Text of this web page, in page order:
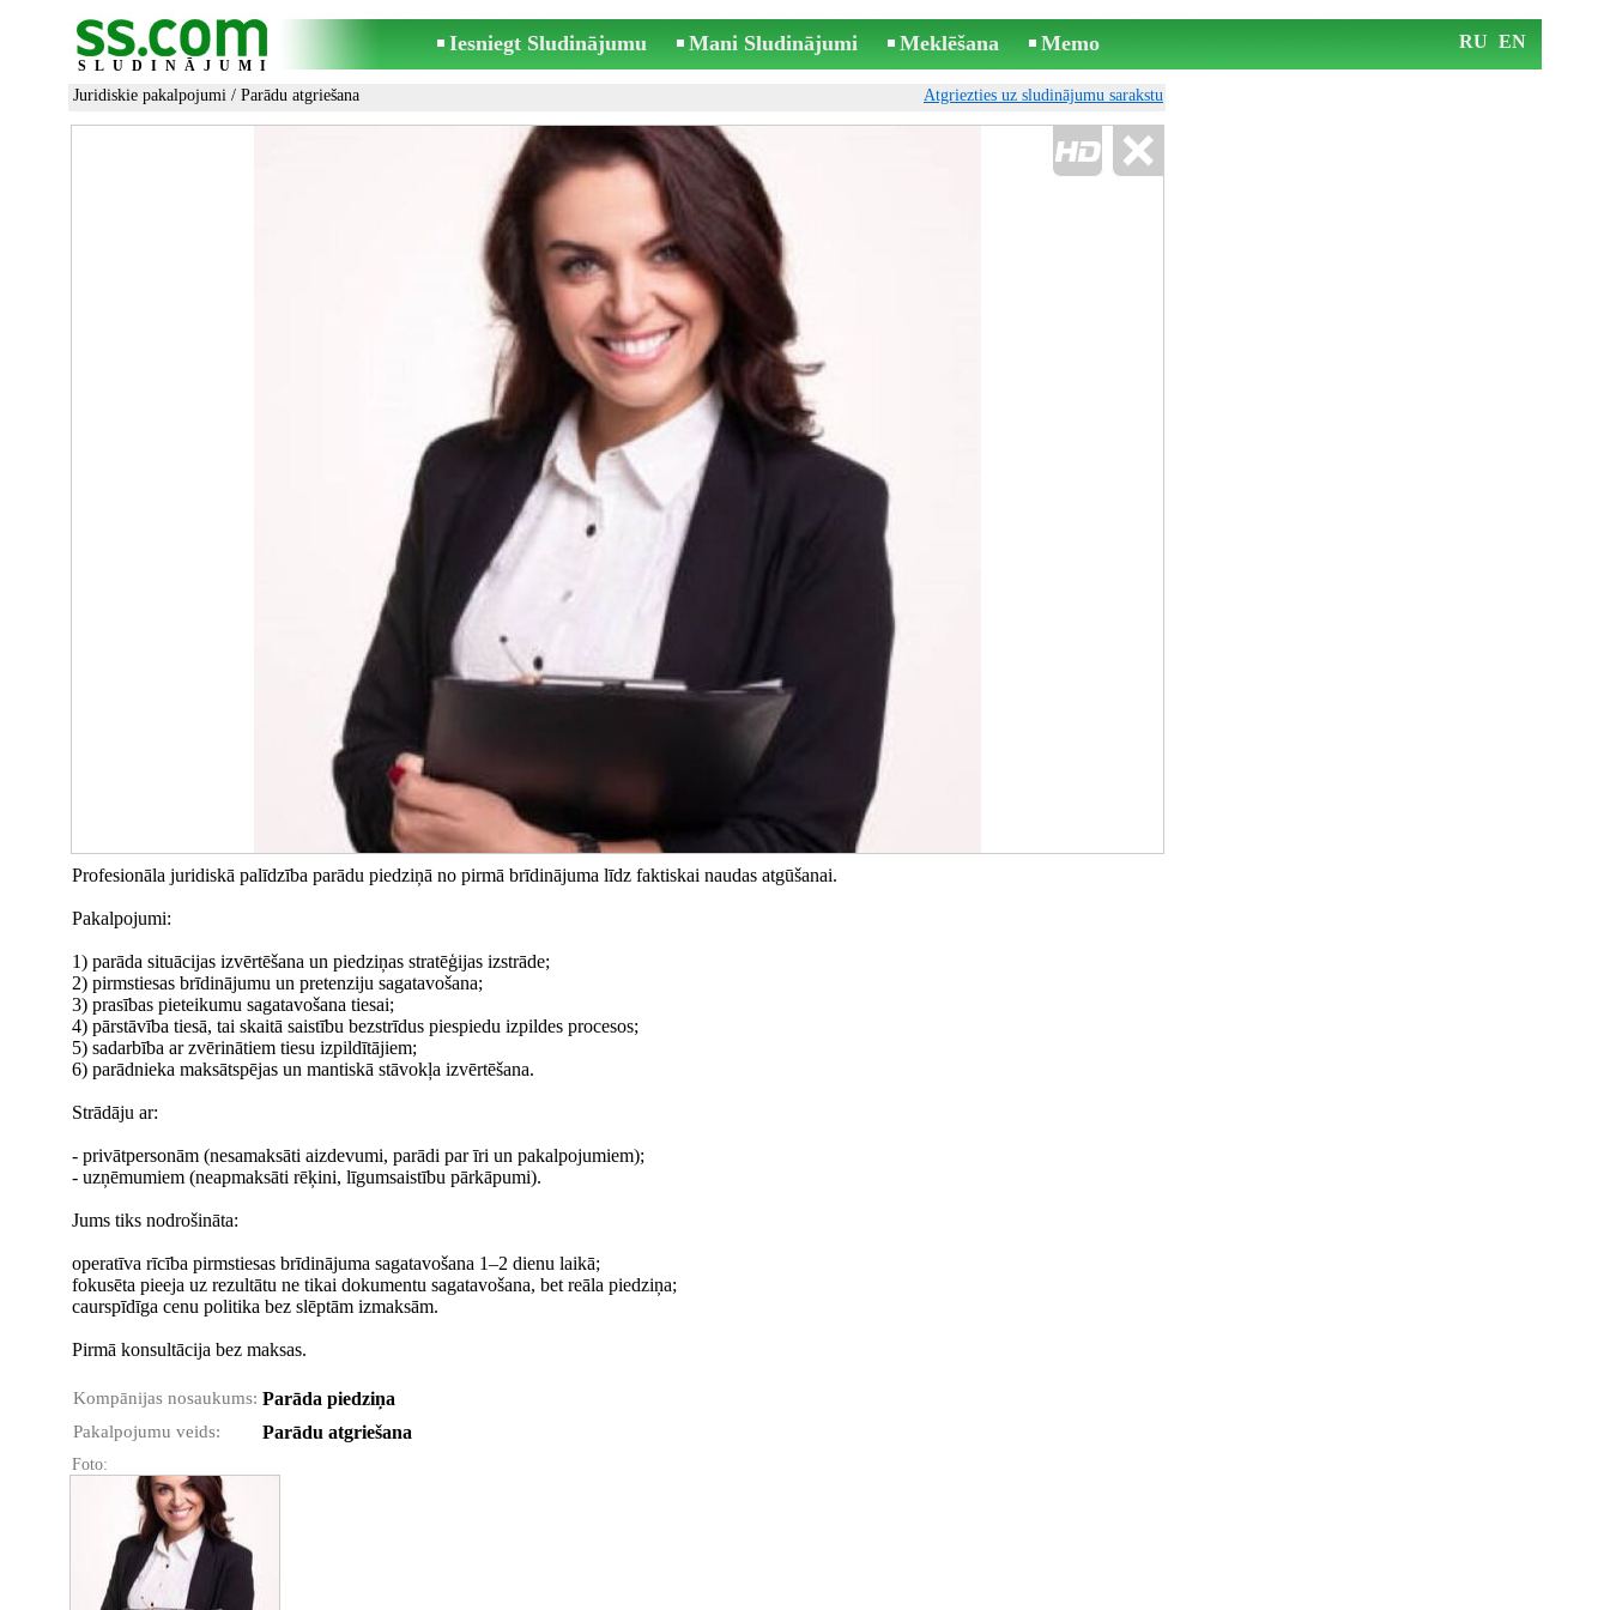
SLUDINĀJUMI
Iesniegt Sludinājumu Mani Sludinājumi Meklēšana Memo RU EN
Juridiskie pakalpojumi / Parādu atgriešana Atgriezties uz sludinājumu sarakstu
Profesionāla juridiskā palīdzība parādu piedziņā no pirmā brīdinājuma līdz faktiskai naudas atgūšanai.
Pakalpojumi:
1) parāda situācijas izvērtēšana un piedziņas stratēģijas izstrāde;
2) pirmstiesas brīdinājumu un pretenziju sagatavošana;
3) prasības pieteikumu sagatavošana tiesai;
4) pārstāvība tiesā, tai skaitā saistību bezstrīdus piespiedu izpildes procesos;
5) sadarbība ar zvērinātiem tiesu izpildītājiem;
6) parādnieka maksātspējas un mantiskā stāvokļa izvērtēšana.
Strādāju ar:
- privātpersonām (nesamaksāti aizdevumi, parādi par īri un pakalpojumiem);
- uzņēmumiem (neapmaksāti rēķini, līgumsaistību pārkāpumi).
Jums tiks nodrošināta:
operatīva rīcība pirmstiesas brīdinājuma sagatavošana 1–2 dienu laikā;
fokusēta pieeja uz rezultātu ne tikai dokumentu sagatavošana, bet reāla piedziņa;
caurspīdīga cenu politika bez slēptām izmaksām.
Pirmā konsultācija bez maksas.
Kompānijas nosaukums: Parāda piedziņa
Pakalpojumu veids: Parādu atgriešana
Foto: